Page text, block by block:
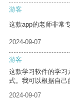
游客
这款app的老师非常
2024-09-07
游客
这款学习软件的学习
式。我可以根据自己
2024-09-07